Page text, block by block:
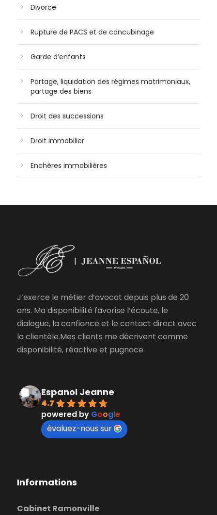
Divorce
Rupture de PACS et de concubinage
Garde d’enfants
Partage, liquidation des régimes matrimoniaux,
partage des biens
Droit des successions
Droit immobilier
Enchères immobilières
J’exerce le métier d’avocat depuis plus de 20
ans. Ma disponibilité favorise l’écoute, le
dialogue, la confiance et le contact direct avec
la clientèle.Mes clients me décrivent comme
disponibilité, réactive et pugnace.
Espanol Jeanne
4.7
powered by Google
évaluez-nous sur
Informations
Cabinet Ramonville